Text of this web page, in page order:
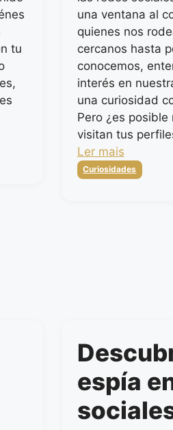
tu
una ventana al
quienes nos
cercanos hasta
conocemos,
interés en
una curiosidad
Pero ¿es
visitan tus
Ler mais
Categorias
Curiosidades
espía